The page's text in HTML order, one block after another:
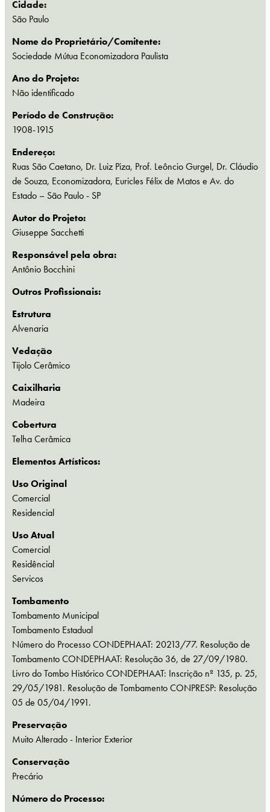
Cidade:
São Paulo
Nome do Proprietário/Comitente:
Sociedade Mútua Economizadora Paulista
Ano do Projeto:
Não identificado
Período de Construção:
1908-1915
Endereço:
Ruas São Caetano, Dr. Luiz Piza, Prof. Leôncio Gurgel, Dr. Cláudio
de Souza, Economizadora, Euricles Félix de Matos e Av. do
Estado – São Paulo - SP
Autor do Projeto:
Giuseppe Sacchetti
Responsável pela obra:
Antônio Bocchini
Outros Profissionais:
Estrutura
Alvenaria
Vedação
Tijolo Cerâmico
Caixilharia
Madeira
Cobertura
Telha Cerâmica
Elementos Artísticos:
Uso Original
Comercial
Residencial
Uso Atual
Comercial
Residêncial
Servicos
Tombamento
Tombamento Municipal
Tombamento Estadual
Número do Processo CONDEPHAAT: 20213/77. Resolução de
Tombamento CONDEPHAAT: Resolução 36, de 27/09/1980.
Livro do Tombo Histórico CONDEPHAAT: Inscrição nº 135, p. 25,
29/05/1981. Resolução de Tombamento CONPRESP: Resolução
05 de 05/04/1991.
Preservação
Muito Alterado - Interior Exterior
Conservação
Precário
Número do Processo: